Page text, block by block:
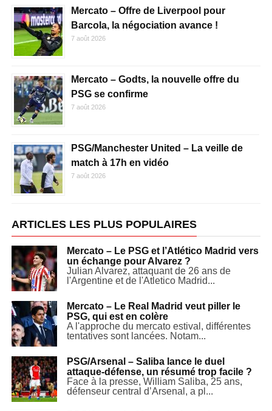
Mercato – Offre de Liverpool pour
Barcola, la négociation avance !
7 août 2026
Mercato – Godts, la nouvelle offre du
PSG se confirme
7 août 2026
PSG/Manchester United – La veille de
match à 17h en vidéo
7 août 2026
ARTICLES LES PLUS POPULAIRES
Mercato – Le PSG et l’Atlético Madrid vers
un échange pour Alvarez ?
Julian Alvarez, attaquant de 26 ans de
l'Argentine et de l'Atletico Madrid...
Mercato – Le Real Madrid veut piller le
PSG, qui est en colère
A l'approche du mercato estival, différentes
tentatives sont lancées. Notam...
PSG/Arsenal – Saliba lance le duel
attaque-défense, un résumé trop facile ?
Face à la presse, William Saliba, 25 ans,
défenseur central d’Arsenal, a pl...